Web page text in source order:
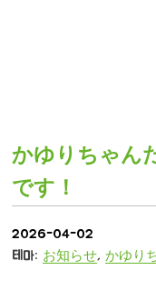
かゆりちゃん
です！
2026-04-02
테마: お知らせ, かゆり